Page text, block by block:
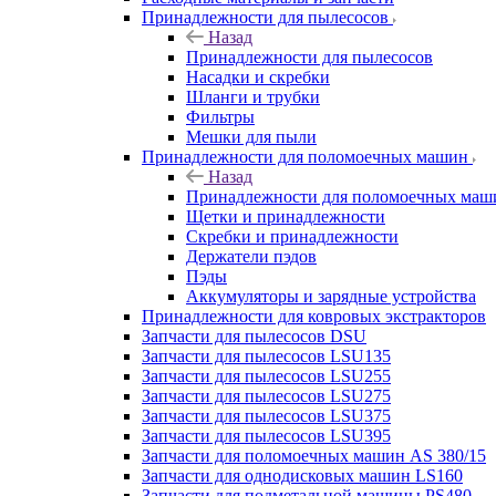
Принадлежности для пылесосов
Назад
Принадлежности для пылесосов
Насадки и скребки
Шланги и трубки
Фильтры
Мешки для пыли
Принадлежности для поломоечных машин
Назад
Принадлежности для поломоечных
Щетки и принадлежности
Скребки и принадлежности
Держатели пэдов
Пэды
Аккумуляторы и зарядные устройства
Принадлежности для ковровых экстракторов
Запчасти для пылесосов DSU
Запчасти для пылесосов LSU135
Запчасти для пылесосов LSU255
Запчасти для пылесосов LSU275
Запчасти для пылесосов LSU375
Запчасти для пылесосов LSU395
Запчасти для поломоечных машин AS 380/15
Запчасти для однодисковых машин LS160